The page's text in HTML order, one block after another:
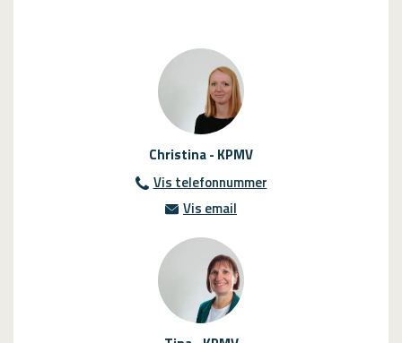
Christina - KPMV
Vis telefonnummer
99 12 24 40
Vis emailinfo@kpmv.dk